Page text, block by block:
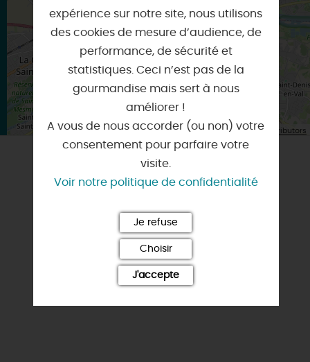
Leaflet| Map data ©OpenStreetMap contributors
NOTE ET AVIS FAIRGUEST
expérience sur notre site, nous utilisons
des cookies de mesure d’audience, de
performance, de sécurité et
statistiques. Ceci n’est pas de la
gourmandise mais sert à nous
améliorer !
A vous de nous accorder (ou non) votre
consentement pour parfaire votre
visite.
Voir notre politique de confidentialité
Je refuse
Choisir
J'accepte